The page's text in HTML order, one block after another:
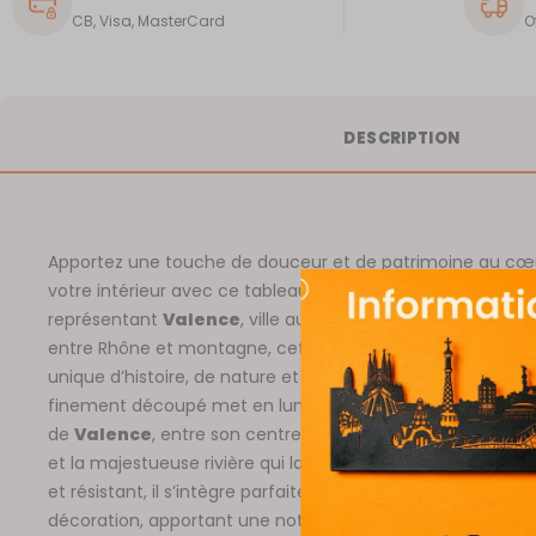
CB, Visa, MasterCard
DESCRIPTION
Apportez une touche de douceur et de patrimoine au
votre intérieur avec ce tableau mural en métal découpé
représentant Valence, ville au charme méditerranéen.
entre Rhône et montagne, cette ville séduit par son
unique d’histoire, de nature et de modernité. Ce tableau
finement découpé met en lumière la silhouette
de Valence, entre son centre historique, ses jardins
et la majestueuse rivière qui la traverse. Léger, facile à
et résistant, il s’intègre parfaitement à tous les styles de
décoration, apportant une note d’élégance et de